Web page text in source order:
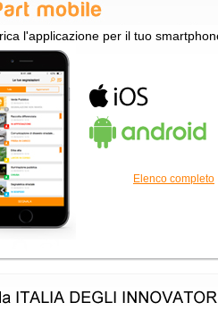
l'applicazione per il tuo
Elenco completo